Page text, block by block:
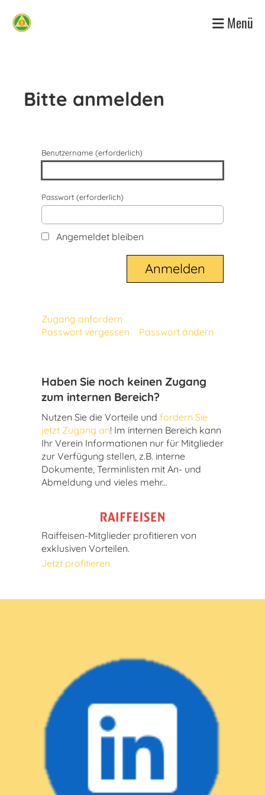
Menü
Bitte anmelden
Benutzername (erforderlich)
Passwort (erforderlich)
Angemeldet bleiben
Zugang anfordern
Passwort vergessen
Passwort ändern
Haben Sie noch keinen Zugang
zum internen Bereich?
Nutzen Sie die Vorteile und fordern Sie
jetzt Zugang an! Im internen Bereich kann
Ihr Verein Informationen nur für Mitglieder
zur Verfügung stellen, z.B. interne
Dokumente, Terminlisten mit An- und
Abmeldung und vieles mehr...
Raiffeisen-Mitglieder profitieren von
exklusiven Vorteilen.
Jetzt profitieren.